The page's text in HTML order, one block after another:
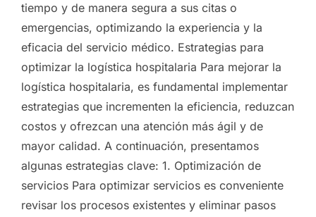
tiempo y de manera segura a sus citas o
emergencias, optimizando la experiencia y la
eficacia del servicio médico. Estrategias para
optimizar la logística hospitalaria Para mejorar la
logística hospitalaria, es fundamental implementar
estrategias que incrementen la eficiencia, reduzcan
costos y ofrezcan una atención más ágil y de
mayor calidad. A continuación, presentamos
algunas estrategias clave: 1. Optimización de
servicios Para optimizar servicios es conveniente
revisar los procesos existentes y eliminar pasos